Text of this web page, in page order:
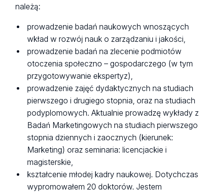
należą:
prowadzenie badań naukowych wnoszących
wkład w rozwój nauk o zarządzaniu i jakości,
prowadzenie badań na zlecenie podmiotów
otoczenia społeczno – gospodarczego (w tym
przygotowywanie ekspertyz),
prowadzenie zajęć dydaktycznych na studiach
pierwszego i drugiego stopnia, oraz na studiach
podyplomowych. Aktualnie prowadzę wykłady z
Badań Marketingowych na studiach pierwszego
stopnia dziennych i zaocznych (kierunek:
Marketing) oraz seminaria: licencjackie i
magisterskie,
kształcenie młodej kadry naukowej. Dotychczas
wypromowałem 20 doktorów. Jestem